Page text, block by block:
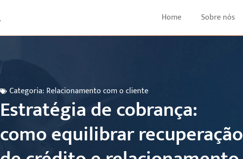
Home Sobre nós
Categoria: Relacionamento com o cliente
Estratégia de cobrança:
como equilibrar recuperação